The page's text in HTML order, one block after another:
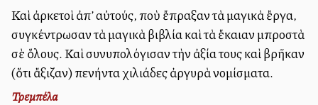
Καὶ ἀρκετοὶ ἀπ’ αὐτούς, ποὺ ἔπραξαν τὰ μαγικὰ ἔργα,
συγκέντρωσαν τὰ μαγικὰ βιβλία καὶ τὰ ἔκαιαν μπροστὰ
σὲ ὅλους. Καὶ συνυπολόγισαν τὴν ἀξία τους καὶ βρῆκαν
(ὅτι ἄξιζαν) πενήντα χιλιάδες ἀργυρὰ νομίσματα.
Τρεμπέλα